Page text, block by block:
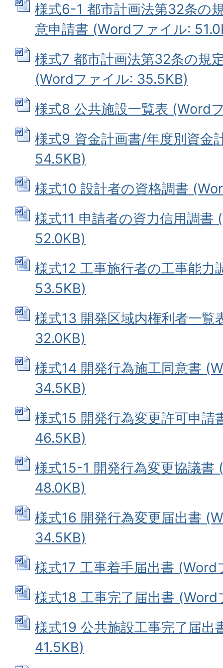
様式6-1 都市計画法第32条の
意申請書 (Wordファイル:
様式7 都市計画法第32条の規
(Wordファイル: 35.5KB)
様式8 公共施設一覧表 (Word
様式9 資金計画書/年度別資金
54.5KB)
様式10 設計者の資格調書
様式11 申請者の資力信用調書
52.0KB)
様式12 工事施行者の工事能
53.5KB)
様式13 開発区域内権利者一
32.0KB)
様式14 開発行為施工同意書
34.5KB)
様式15 開発行為変更許可申
46.5KB)
様式15-1 開発行為変更協議書
48.0KB)
様式16 開発行為変更届出書
34.5KB)
様式17 工事着手届出書
様式18 工事完了届出書
様式19 公共施設工事完了届
41.5KB)